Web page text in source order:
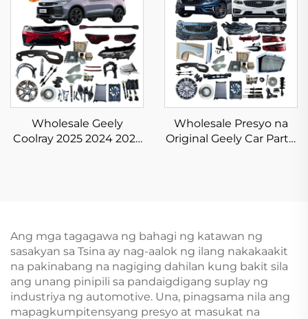
Nasa Stock
BYD, Mga Buong Body
Kit para sa EV
Wholesale Geely
Coolray 2025 2024 2023
Wholesale Presyo na
Original Geely Car Parts,
Ang mga tagagawa ng bahagi ng katawan ng
sasakyan sa Tsina ay nag-aalok ng ilang nakakaakit
na pakinabang na nagiging dahilan kung bakit sila
ang unang pinipili sa pandaigdigang suplay ng
industriya ng automotive. Una, pinagsama nila ang
mapagkumpitensyang presyo at masukat na